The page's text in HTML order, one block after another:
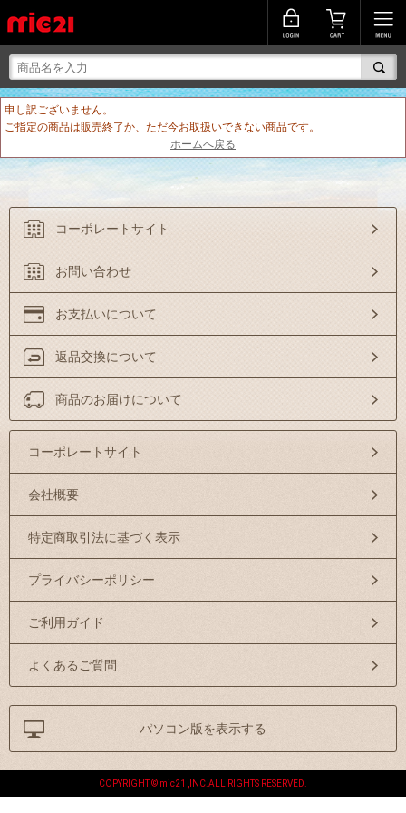
申し訳ございません。
ご指定の商品は販売終了か、ただ今お取扱いできない商品です。
ホームへ戻る
コーポレートサイト
お問い合わせ
お支払いについて
返品交換について
商品のお届けについて
コーポレートサイト
会社概要
特定商取引法に基づく表示
プライバシーポリシー
ご利用ガイド
よくあるご質問
パソコン版を表示する
COPYRIGHT © mic21 ,INC.ALL RIGHTS RESERVED.